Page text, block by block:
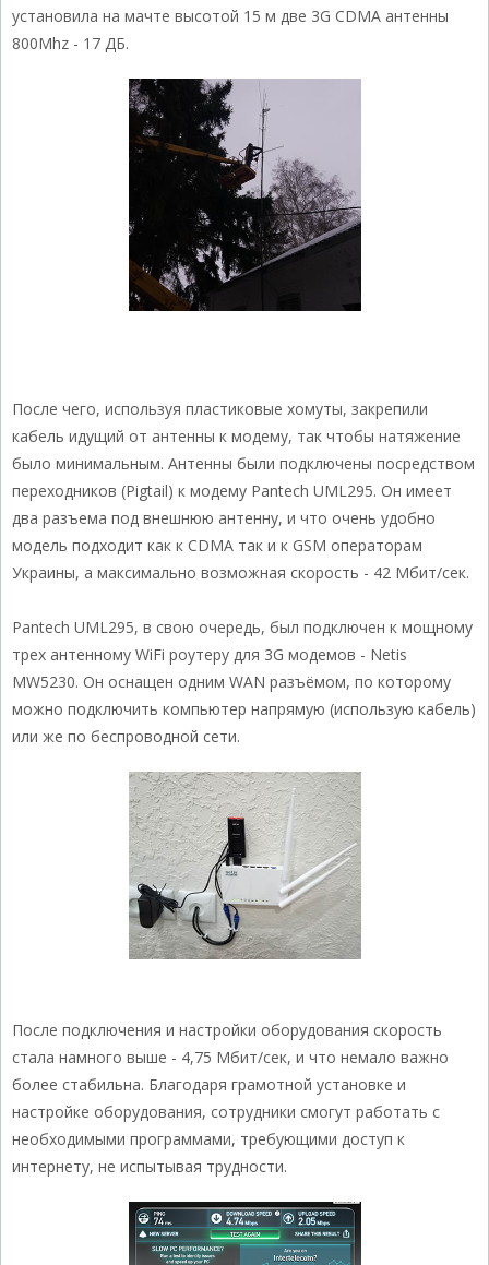
установила на мачте высотой 15 м две 3G CDMA антенны
800Mhz - 17 ДБ.
После чего, используя пластиковые хомуты, закрепили
кабель идущий от антенны к модему, так чтобы натяжение
было минимальным. Антенны были подключены посредством
переходников (Pigtail) к модему Pantech UML295. Он имеет
два разъема под внешнюю антенну, и что очень удобно
модель подходит как к CDMA так и к GSM операторам
Украины, а максимально возможная скорость - 42 Мбит/сек.
Pantech UML295, в свою очередь, был подключен к мощному
трех антенному WiFi роутеру для 3G модемов - Netis
MW5230. Он оснащен одним WAN разъёмом, по которому
можно подключить компьютер напрямую (использую кабель)
или же по беспроводной сети.
После подключения и настройки оборудования скорость
стала намного выше - 4,75 Мбит/сек, и что немало важно
более стабильна. Благодаря грамотной установке и
настройке оборудования, сотрудники смогут работать с
необходимыми программами, требующими доступ к
интернету, не испытывая трудности.